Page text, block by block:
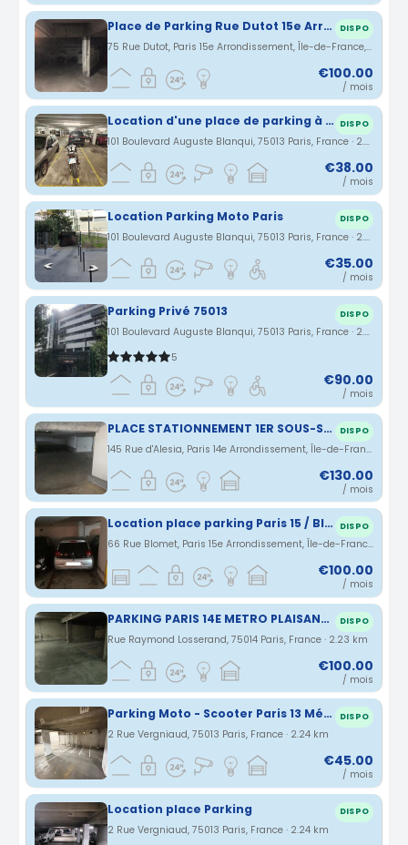
Place de Parking Rue Dutot 15e Arrondissement PARIS DISPO
75 Rue Dutot, Paris 15e Arrondissement, Île-de-France, France · 2.21 km
€100.00
/ mois
Location d'une place de parking à Glacière pour 2 roues dans une résidence privative DISPO
101 Boulevard Auguste Blanqui, 75013 Paris, France · 2.21 km
€38.00
/ mois
Location Parking Moto Paris DISPO
101 Boulevard Auguste Blanqui, 75013 Paris, France · 2.21 km
€35.00
/ mois
Parking Privé 75013 DISPO
101 Boulevard Auguste Blanqui, 75013 Paris, France · 2.21 km
5
€90.00
/ mois
PLACE STATIONNEMENT 1ER SOUS-SOL PARIS 14 DIDOT DISPO
145 Rue d'Alesia, Paris 14e Arrondissement, Île-de-France, France · 2.22 km
€130.00
/ mois
Location place parking Paris 15 / Blomet-Cambronne DISPO
66 Rue Blomet, Paris 15e Arrondissement, Île-de-France, France · 2.23 km
€100.00
/ mois
PARKING PARIS 14E METRO PLAISANCE DISPO
Rue Raymond Losserand, 75014 Paris, France · 2.23 km
€100.00
/ mois
Parking Moto - Scooter Paris 13 Métro Glacière DISPO
2 Rue Vergniaud, 75013 Paris, France · 2.24 km
€45.00
/ mois
Location place Parking DISPO
2 Rue Vergniaud, 75013 Paris, France · 2.24 km